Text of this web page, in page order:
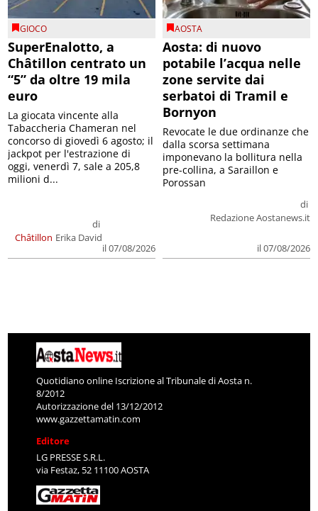
GIOCO
SuperEnalotto, a
Châtillon centrato un
“5” da oltre 19 mila
euro
Châtillon
di
Erika David
il 07/08/2026
La giocata vincente alla
Tabaccheria Chameran nel
concorso di giovedì 6 agosto; il
jackpot per l'estrazione di
oggi, venerdì 7, sale a 205,8
milioni d...
AOSTA
Aosta: di nuovo
potabile l’acqua nelle
zone servite dai
serbatoi di Tramil e
Bornyon
di
Redazione Aostanews.it
il 07/08/2026
Revocate le due ordinanze che
dalla scorsa settimana
imponevano la bollitura nella
pre-collina, a Saraillon e
Porossan
Quotidiano online Iscrizione al Tribunale di Aosta n.
8/2012
Autorizzazione del 13/12/2012
www.gazzettamatin.com
Editore
LG PRESSE S.R.L.
via Festaz, 52 11100 AOSTA